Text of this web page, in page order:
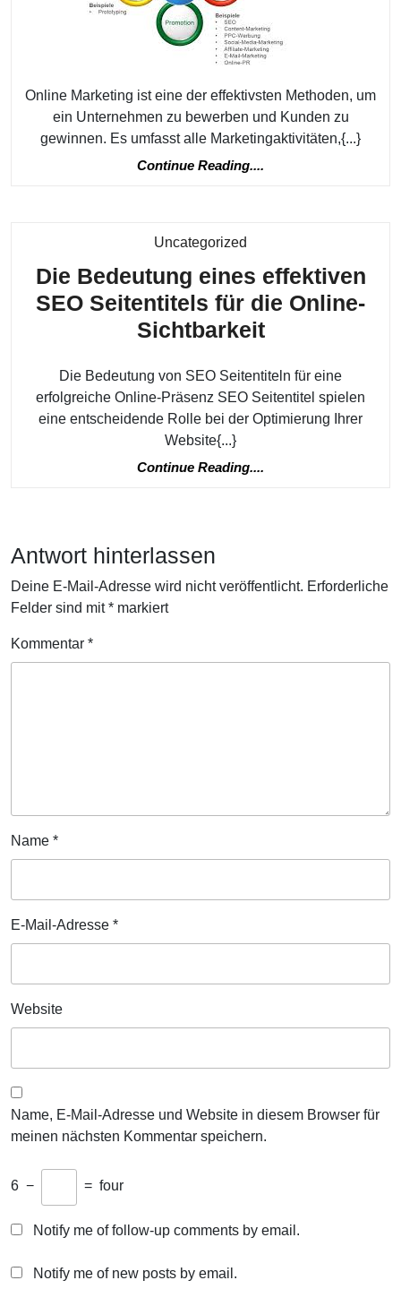
Online Marketing ist eine der effektivsten Methoden, um
ein Unternehmen zu bewerben und Kunden zu
gewinnen. Es umfasst alle Marketingaktivitäten,{...}
Continue Reading....
Uncategorized
Die Bedeutung eines effektiven
SEO Seitentitels für die Online-
SichtbarkeitDie
eines
effektiven
Die Bedeutung von SEO Seitentiteln für eine
erfolgreiche Online-Präsenz SEO Seitentitel spielen
eine entscheidende Rolle bei der Optimierung Ihrer
Website{...}
Continue Reading....
Antwort hinterlassen
Deine E-Mail-Adresse wird nicht veröffentlicht. Erforderliche
Felder sind mit* markiert
Kommentar *
Name *
E-Mail-Adresse *
Website
Name, E-Mail-Adresse und Website in diesem Browser für
meinen nächsten Kommentar speichern.
6 − = four
Notify me of follow-up comments by email.
Notify me of new posts by email.